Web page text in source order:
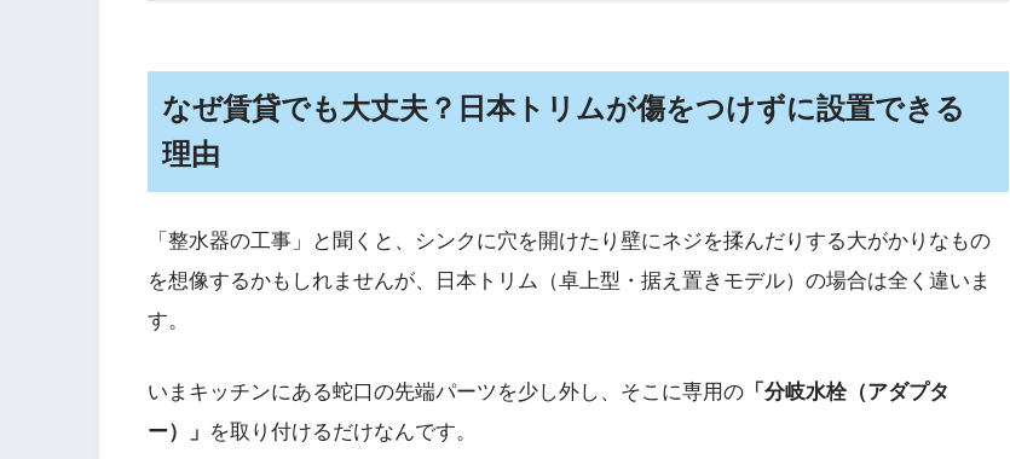
なぜ賃貸でも大丈夫？日本トリムが傷をつけずに設置できる
理由
「整水器の工事」と聞くと、シンクに穴を開けたり壁にネジを揉んだりする大がかりなもの
を想像するかもしれませんが、日本トリム（卓上型・据え置きモデル）の場合は全く違いま
す。
いまキッチンにある蛇口の先端パーツを少し外し、そこに専用の 「分岐水栓（アダプタ
ー）」 を取り付けるだけなんです。